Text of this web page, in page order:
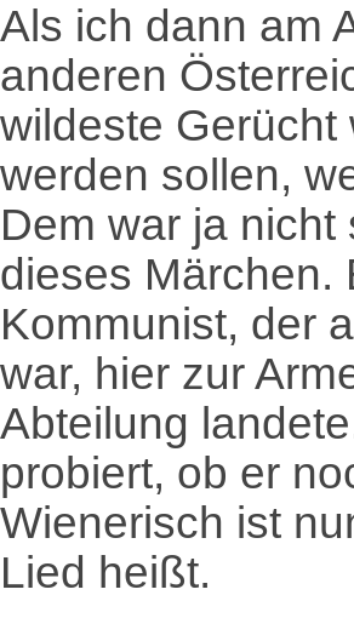
Als ich dann am
anderen
wildeste Gerücht
werden sollen,
Dem war ja
dieses Märchen.
Kommunist, der
war, hier zur
Abteilung
probiert, ob er
Wienerisch ist
Lied heißt.